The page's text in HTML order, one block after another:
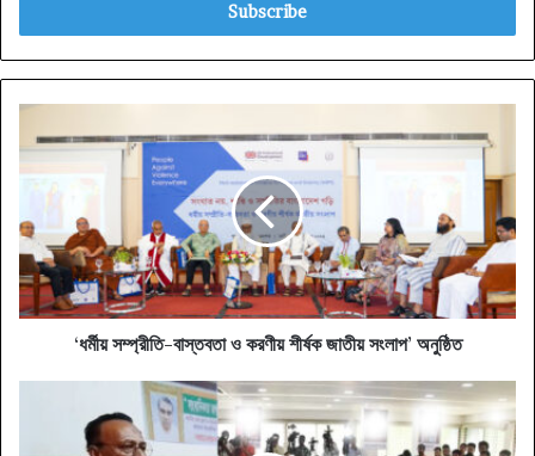
‘ধর্মীয়
সম্প্রীতি-
বাস্তবতা
করণীয়
শীর্ষক
জাতীয়
সংলাপ’
অনুষ্ঠিত
‘ধর্মীয় সম্প্রীতি-বাস্তবতা ও করণীয় শীর্ষক জাতীয় সংলাপ’ অনুষ্ঠিত